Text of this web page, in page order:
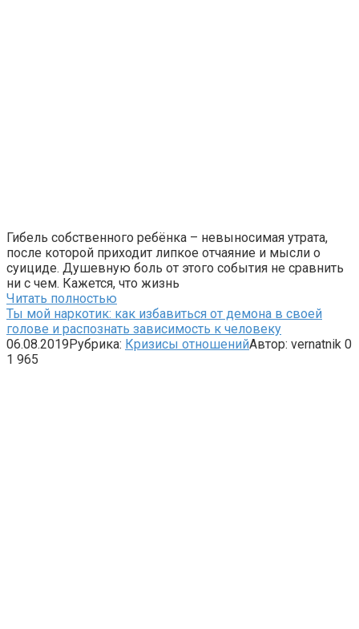
Гибель собственного ребёнка – невыносимая утрата,
после которой приходит липкое отчаяние и мысли о
суициде. Душевную боль от этого события не сравнить
ни с чем. Кажется, что жизнь
Читать полностью
Ты мой наркотик: как избавиться от демона в своей
голове и распознать зависимость к человеку
06.08.2019Рубрика: Кризисы отношенийАвтор: vernatnik 0
1 965